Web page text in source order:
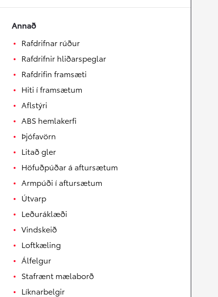
Annað
Rafdrifnar rúður
Rafdrifnir hliðarspeglar
Rafdrifin framsæti
Hiti í framsætum
Aflstýri
ABS hemlakerfi
Þjófavörn
Litað gler
Höfuðpúðar á aftursætum
Armpúði í aftursætum
Útvarp
Leðuráklæði
Vindskeið
Loftkæling
Álfelgur
Stafrænt mælaborð
Líknarbelgir